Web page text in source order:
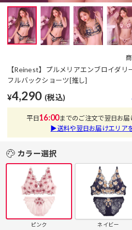
【Reinest】プルメリアエンブロイダ
フルバックショーツ[推し]
¥4,290 (税込)
平日16:00までのご注文で翌日お届
▶送料や翌日お届けエリア
カラー選択
ピンク ネイビー